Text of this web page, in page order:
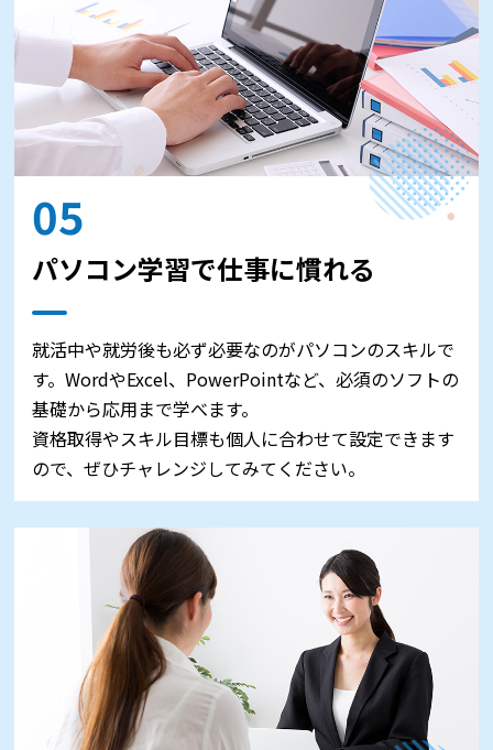
05
パソコン学習で仕事に慣れる
就活中や就労後も必ず必要なのがパソコンのスキルで
す。WordやExcel、PowerPointなど、必須のソフトの
基礎から応用まで学べます。
資格取得やスキル目標も個人に合わせて設定できます
ので、ぜひチャレンジしてみてください。